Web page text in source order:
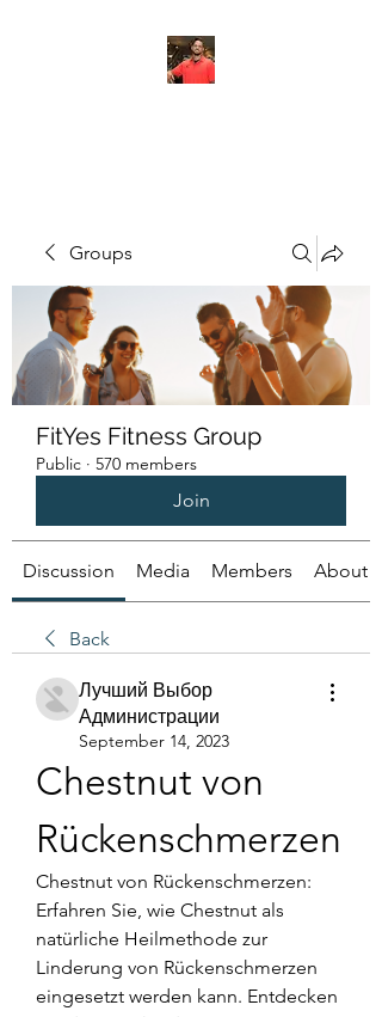
Groups
FitYes Fitness Group
Public · 570 members
Join
Discussion Media Members About
Back
Лучший Выбор
Администрации
September 14, 2023
Chestnut von
Rückenschmerzen
Chestnut von Rückenschmerzen:
Erfahren Sie, wie Chestnut als
natürliche Heilmethode zur
Linderung von Rückenschmerzen
eingesetzt werden kann. Entdecken